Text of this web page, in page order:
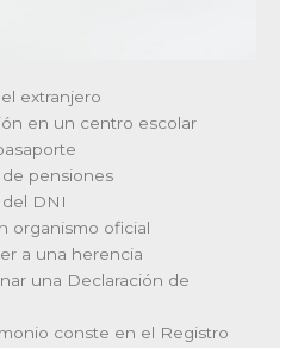
extranjero
en un centro escolar
pensiones
DNI
organismo oficial
a una herencia
una Declaración de
conste en el Registro